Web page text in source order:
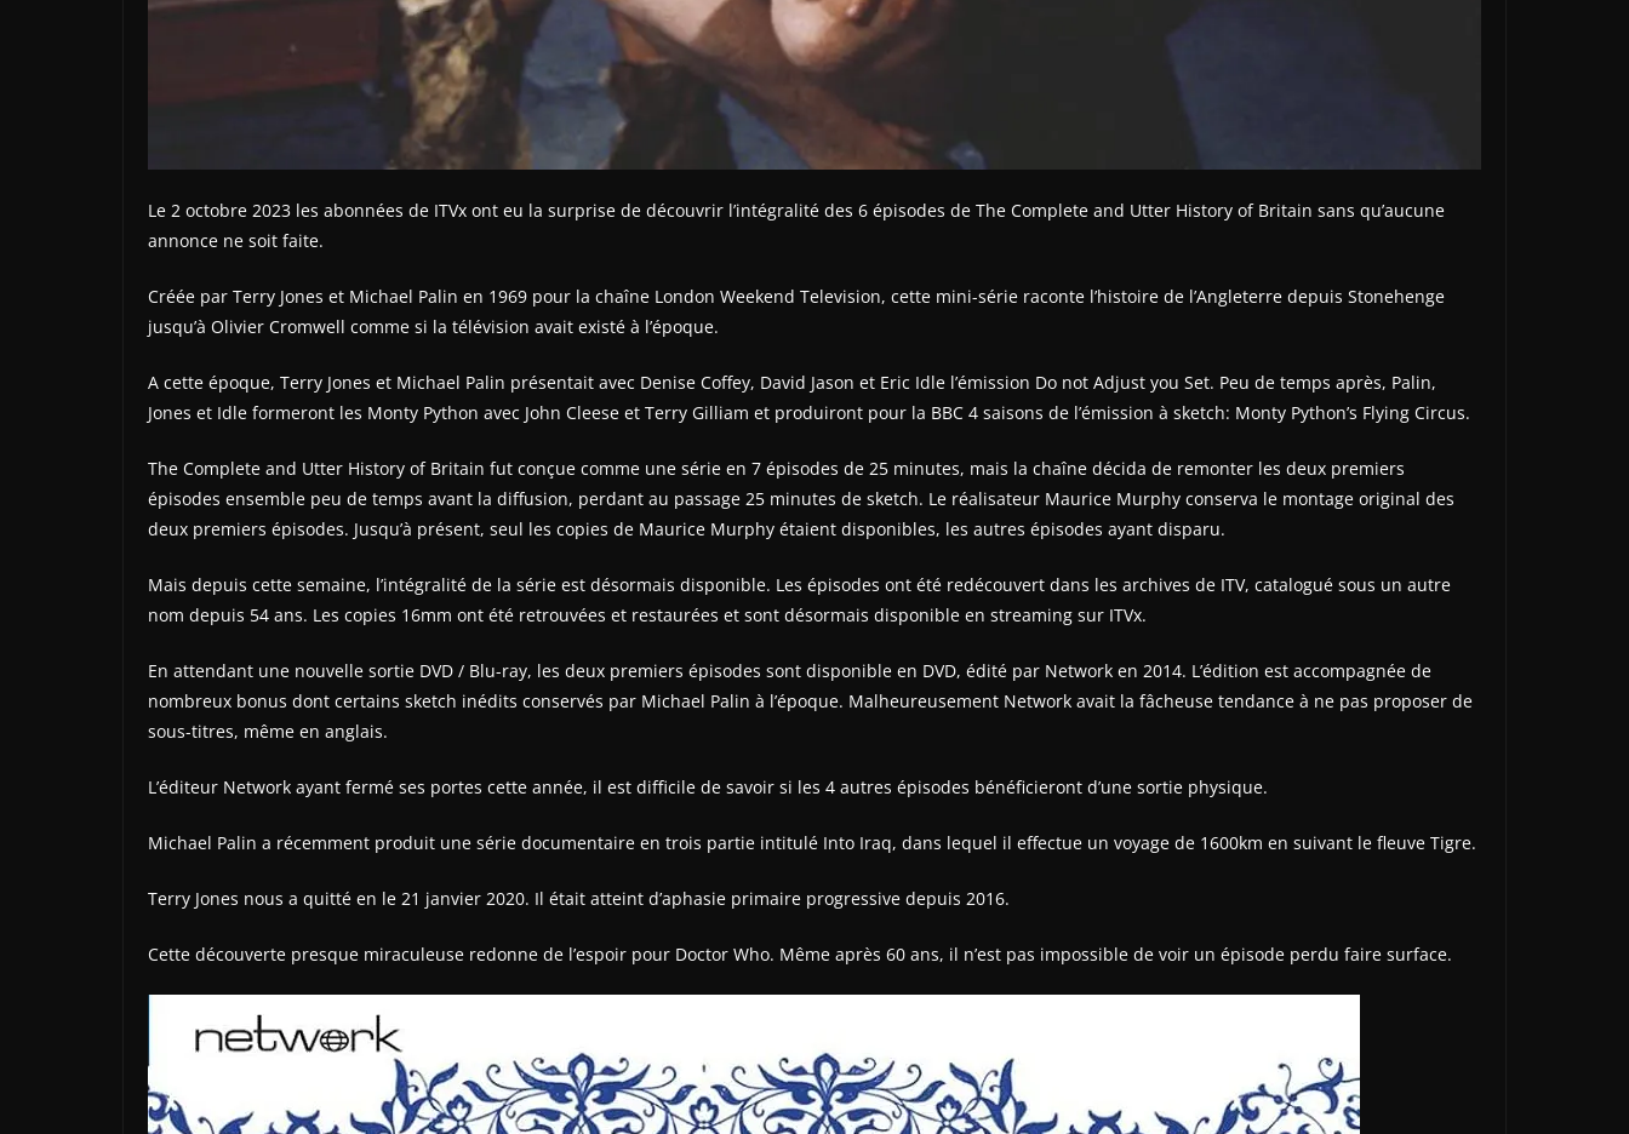
Le 2 octobre 2023 les abonnées de ITVx ont eu la surprise de découvrir l’intégralité des 6 épisodes de The Complete and Utter History of Britain sans qu’aucune
annonce ne soit faite.
Créée par Terry Jones et Michael Palin en 1969 pour la chaîne London Weekend Television, cette mini-série raconte l’histoire de l’Angleterre depuis Stonehenge
jusqu’à Olivier Cromwell comme si la télévision avait existé à l’époque.
A cette époque, Terry Jones et Michael Palin présentait avec Denise Coffey, David Jason et Eric Idle l’émission Do not Adjust you Set. Peu de temps après, Palin,
Jones et Idle formeront les Monty Python avec John Cleese et Terry Gilliam et produiront pour la BBC 4 saisons de l’émission à sketch: Monty Python’s Flying Circus.
The Complete and Utter History of Britain fut conçue comme une série en 7 épisodes de 25 minutes, mais la chaîne décida de remonter les deux premiers
épisodes ensemble peu de temps avant la diffusion, perdant au passage 25 minutes de sketch. Le réalisateur Maurice Murphy conserva le montage original des
deux premiers épisodes. Jusqu’à présent, seul les copies de Maurice Murphy étaient disponibles, les autres épisodes ayant disparu.
Mais depuis cette semaine, l’intégralité de la série est désormais disponible. Les épisodes ont été redécouvert dans les archives de ITV, catalogué sous un autre
nom depuis 54 ans. Les copies 16mm ont été retrouvées et restaurées et sont désormais disponible en streaming sur ITVx.
En attendant une nouvelle sortie DVD / Blu-ray, les deux premiers épisodes sont disponible en DVD, édité par Network en 2014. L’édition est accompagnée de
nombreux bonus dont certains sketch inédits conservés par Michael Palin à l’époque. Malheureusement Network avait la fâcheuse tendance à ne pas proposer de
sous-titres, même en anglais.
L’éditeur Network ayant fermé ses portes cette année, il est difficile de savoir si les 4 autres épisodes bénéficieront d’une sortie physique.
Michael Palin a récemment produit une série documentaire en trois partie intitulé Into Iraq, dans lequel il effectue un voyage de 1600km en suivant le fleuve Tigre.
Terry Jones nous a quitté en le 21 janvier 2020. Il était atteint d’aphasie primaire progressive depuis 2016.
Cette découverte presque miraculeuse redonne de l’espoir pour Doctor Who. Même après 60 ans, il n’est pas impossible de voir un épisode perdu faire surface.